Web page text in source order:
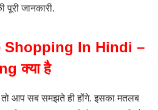
जानकारी.
Shopping In Hindi –
क्या है
आप सब समझते ही होंगे. इसका मतलब